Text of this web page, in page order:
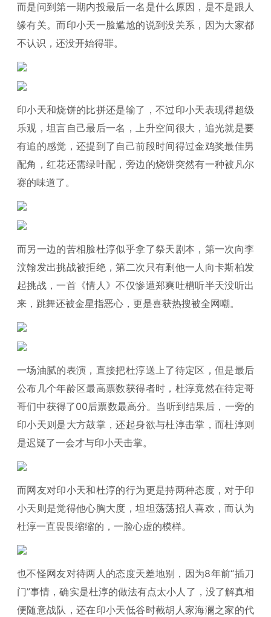
而是问到第一期内投最后一名是什么原因，是不是跟人
缘有关。而印小天一脸尴尬的说到没关系，因为大家都
不认识，还没开始得罪。
印小天和烧饼的比拼还是输了，不过印小天表现得超级
乐观，坦言自己最后一名，上升空间很大，追光就是要
有追的感觉，还提到了自己前段时间得过金鸡奖最佳男
配角，红花还需绿叶配，旁边的烧饼突然有一种被凡尔
赛的味道了。
而另一边的苦相脸杜淳似乎拿了祭天剧本，第一次向李
汶翰发出挑战被拒绝，第二次只有剩他一人向卡斯柏发
起挑战，一首《情人》不仅惨遭郑爽吐槽听半天没听出
来，跳舞还被金星指恶心，更是喜获热搜被全网嘲。
一场油腻的表演，直接把杜淳送上了待定区，但是最后
公布几个年龄区最高票数获得者时，杜淳竟然在待定哥
哥们中获得了00后票数最高分。当听到结果后，一旁的
印小天则是大方鼓掌，还起身欲与杜淳击掌，而杜淳则
是迟疑了一会才与印小天击掌。
而网友对印小天和杜淳的行为更是持两种态度，对于印
小天则是觉得他心胸大度，坦坦荡荡招人喜欢，而认为
杜淳一直畏畏缩缩的，一脸心虚的模样。
也不怪网友对待两人的态度天差地别，因为8年前“插刀
门”事情，确实是杜淳的做法有点太小人了，没了解真相
便随意战队，还在印小天低谷时截胡人家海澜之家的代